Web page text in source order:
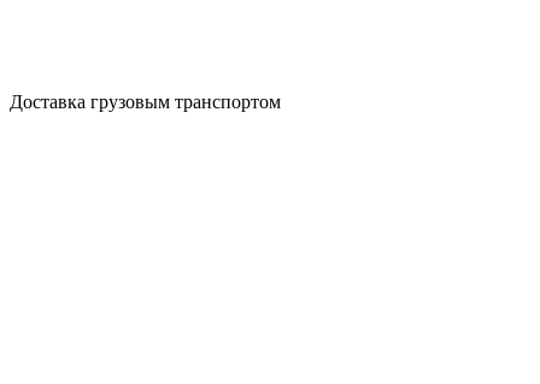
Доставка грузовым транспортом